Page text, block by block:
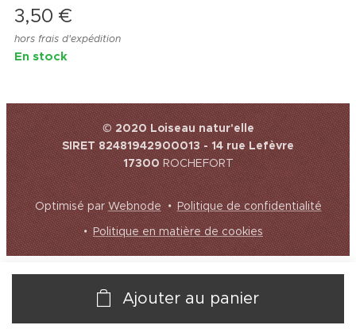
3,50 €
hors frais d'expédition
En stock
Ajouter au panier
© 2020 Loiseau natur'elle
SIRET 82481942900013 - 14 rue Lefèvre
17300ROCHEFORT
Optimisé parWebnode
Politique de confidentialité
Politique en matière de cookies